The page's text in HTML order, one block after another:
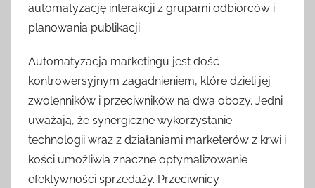
automatyzację interakcji z grupami odbiorców i
planowania publikacji.
Automatyzacja marketingu jest dość
kontrowersyjnym zagadnieniem, które dzieli jej
zwolenników i przeciwników na dwa obozy. Jedni
uważają, że synergiczne wykorzystanie
technologii wraz z działaniami marketerów z krwi i
kości umożliwia znaczne optymalizowanie
efektywności sprzedaży. Przeciwnicy